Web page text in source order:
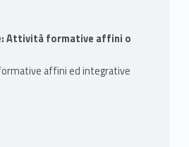
di), Identità culinarie in
Nova Delphi, 2017;
del matambre
pluginfile.php/1952469/
agua para chocolate
Attività formative affini o
affini ed integrative